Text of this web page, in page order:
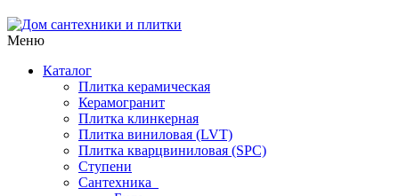
Меню
Каталог
Плитка керамическая
Керамогранит
Плитка клинкерная
Плитка виниловая (LVT)
Плитка кварцвиниловая (SPC)
Ступени
Сантехника